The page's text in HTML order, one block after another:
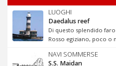
LUOGHI
Daedalus reef
Di questo splendido
Rosso egiziano, poco o
NAVI SOMMERSE
S.S. Maidan